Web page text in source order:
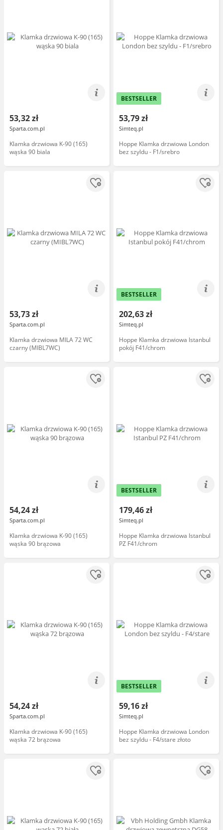
53,32 zł
Sparta.com.pl
Klamka drzwiowa K-90 (165)
wąska 90 biala
BESTSELLER
53,79 zł
Simteq.pl
Hoppe Klamka drzwiowa London
bez szyldu - F1/srebro
53,73 zł
Sparta.com.pl
Klamka drzwiowa MILA 72 WC
czarny (MIBL7WC)
BESTSELLER
202,63 zł
Simteq.pl
Hoppe Klamka drzwiowa Istanbul
pokój F41/chrom
54,24 zł
Sparta.com.pl
Klamka drzwiowa K-90 (165)
wąska 90 brązowa
BESTSELLER
179,46 zł
Simteq.pl
Hoppe Klamka drzwiowa Istanbul
PZ F41/chrom
54,24 zł
Sparta.com.pl
Klamka drzwiowa K-90 (165)
wąska 72 brązowa
BESTSELLER
59,16 zł
Simteq.pl
Hoppe Klamka drzwiowa London
bez szyldu - F4/stare złoto